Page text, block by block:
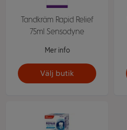
Tandkräm Rapid Relief
75ml Sensodyne
Mer info
Välj butik